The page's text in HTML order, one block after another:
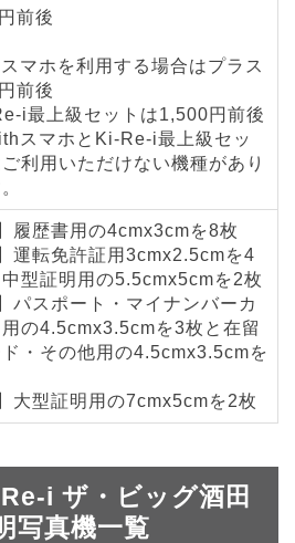
前後
マホを利用する場合はプラス
前後
i最上級セットは1,500円前後
スマホとKi-Re-i最上級セッ
ご利用いただけない機種があり
履歴書用の4cmx3cmを8枚
運転免許証用3cmx2.5cmを4
型証明用の5.5cmx5cmを2枚
パスポート・マイナンバーカ
の4.5cmx3.5cmを3枚と在留
ド・その他用の4.5cmx3.5cmを
大型証明用の7cmx5cmを2枚
i ザ・ビッグ酒田
写真機一覧